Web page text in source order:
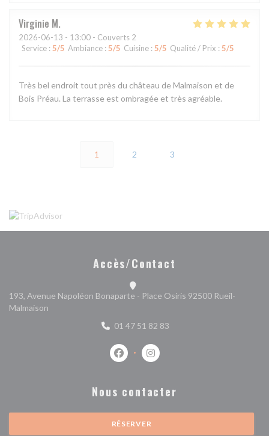
Virginie M
2026-06-13 - 13:00 - Couverts 2
Service : 5/5 Ambiance : 5/5 Cuisine : 5/5 Qualité / Prix : 5/5
Très bel endroit tout près du château de Malmaison et de
Bois Préau. La terrasse est ombragée et très agréable.
1 2 3
Accès/Contact
193, Avenue Napoléon Bonaparte - Place Osiris 92500 Rueil-
Malmaison
01 47 51 82 83
Facebook ((ouvre une nouvelle
Instagram ((ouvre une
Nous contacter
RÉSERVER